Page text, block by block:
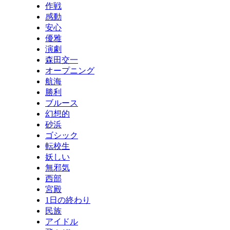
作戦
感動
安心
優雅
演劇
森田交一
オープニング
航海
勝利
ブルース
幻想的
砂浜
ゴシック
転校生
妖しい
無邪気
西部
宮殿
1日の終わり
民族
アイドル